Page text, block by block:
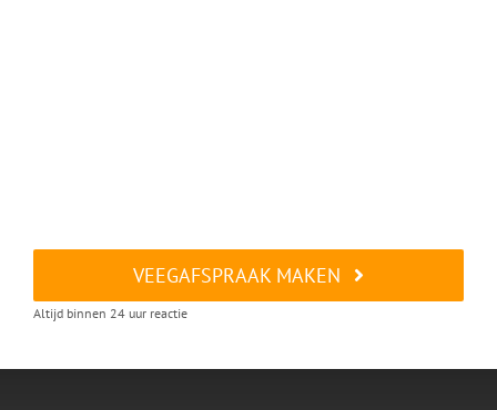
VEEGAFSPRAAK MAKEN
Altijd binnen 24 uur reactie